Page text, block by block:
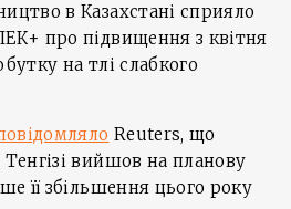
в Казахстані сприяло
про підвищення з квітня
на тлі слабкого
Reuters, що
вийшов на планову
її збільшення цього року